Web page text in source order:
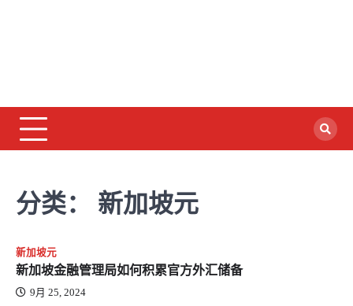
分类： 新加坡元
新加坡元
新加坡金融管理局如何积累官方外汇储备
9月 25, 2024